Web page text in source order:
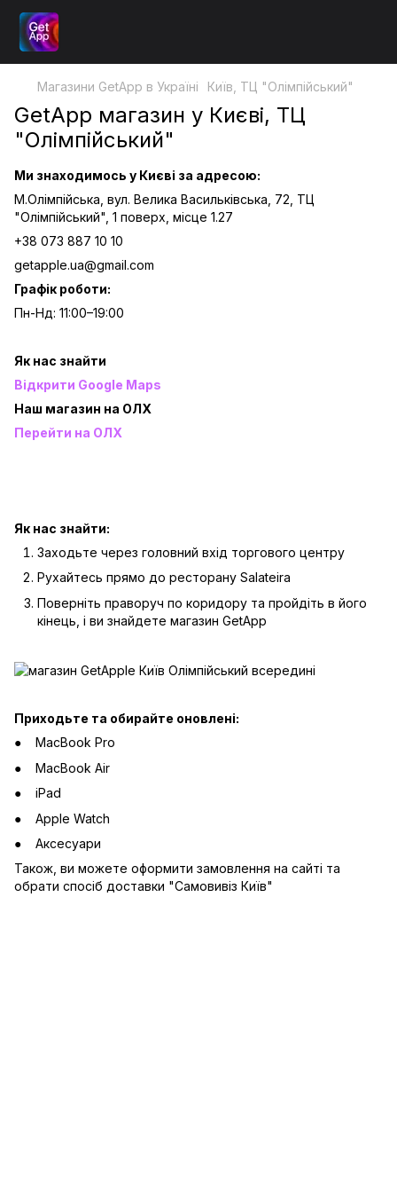
Магазини GetApp в Україні Київ, ТЦ "Олімпійський"
GetApp магазин у Києві, ТЦ
"Олімпійський"
Ми знаходимось у Києві за адресою:
М.Олімпійська, вул. Велика Васильківська, 72, ТЦ
"Олімпійський", 1 поверх, місце 1.27
+38 073 887 10 10
getapple.ua@gmail.com
Графік роботи:
Пн-Нд: 11:00–19:00
Як нас знайти
Відкрити Google Maps
Наш магазин на ОЛХ
Перейти на ОЛХ
Як нас знайти:
Заходьте через головний вхід торгового центру
Рухайтесь прямо до ресторану Salateira
Поверніть праворуч по коридору та пройдіть в його
кінець, і ви знайдете магазин GetApp
Приходьте та обирайте оновлені:
MacBook Pro
MacBook Air
iPad
Apple Watch
Аксесуари
Також, ви можете оформити замовлення на сайті та
обрати спосіб доставки "Самовивіз Київ"